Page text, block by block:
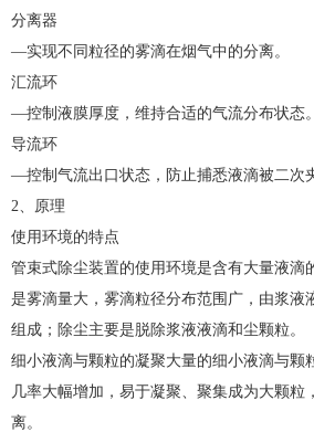
分离器
—实现不同粒径的雾滴在烟气中的分离。
汇流环
—控制液膜厚度，维持合适的气流分布状态。
导流环
—控制气流出口状态，防止捕悉液滴被二次
2、原理
使用环境的特点
管束式除尘装置的使用环境是含有大量液滴
是雾滴量大，雾滴粒径分布范围广，由浆液
组成；除尘主要是脱除浆液液滴和尘颗粒。
细小液滴与颗粒的凝聚大量的细小液滴与颗
几率大幅增加，易于凝聚、聚集成为大颗粒
离。